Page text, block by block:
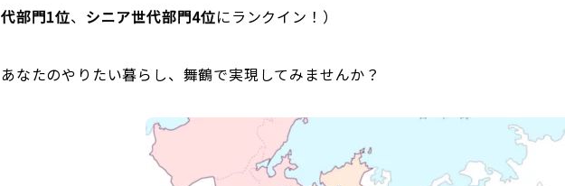
代部門1位、 シニア世代部門4位にランクイン！）
あなたのやりたい暮らし、舞鶴で実現してみませんか？